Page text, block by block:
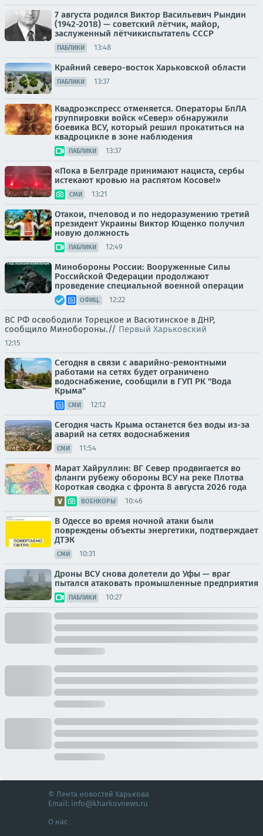
7 августа родился Виктор Васильевич Рындин
(1942-2018) — советский лётчик, майор,
заслуженный лётчикиспытатель СССР
ПАБЛИКИ 13:48
Крайний северо-восток Харьковской области
ПАБЛИКИ 13:37
Квадроэкспресс отменяется. Операторы БпЛА
группировки войск «Север» обнаружили
боевика ВСУ, который решил прокатиться на
квадроцикле в зоне наблюдения
ПАБЛИКИ 13:37
«Пока в Белграде принимают нациста, сербы
истекают кровью на распятом Косове!»
СМИ 13:21
Отакои, пчеловод и по недоразумению третий
президент Украины Виктор Ющенко получил
новую должность
ПАБЛИКИ 12:49
Минобороны России: Вооруженные Силы
Российской Федерации продолжают
проведение специальной военной операции
ОФИЦ. 12:22
ВС РФ освободили Торецкое и Васютинское в ДНР,
сообщило Минобороны.// Первый Харьковский
12:15
Сегодня в связи с аварийно-ремонтными
работами на сетях будет ограничено
водоснабжение, сообщили в ГУП РК "Вода
Крыма"
СМИ 12:12
Сегодня часть Крыма останется без воды из-за
аварий на сетях водоснабжения
СМИ 11:54
Марат Хайруллин: ВГ Север продвигается во
фланги рубежу обороны ВСУ на реке Плотва
Короткая сводка с фронта 8 августа 2026 года
ВОЕНКОРЫ 10:46
В Одессе во время ночной атаки были
повреждены объекты энергетики, подтверждает
ДТЭК
СМИ 10:31
Дроны ВСУ снова долетели до Уфы — враг
пытался атаковать промышленные предприятия
ПАБЛИКИ 10:27
© Лента новостей Харькова
Email: info@kharkovnews.ru
О нас